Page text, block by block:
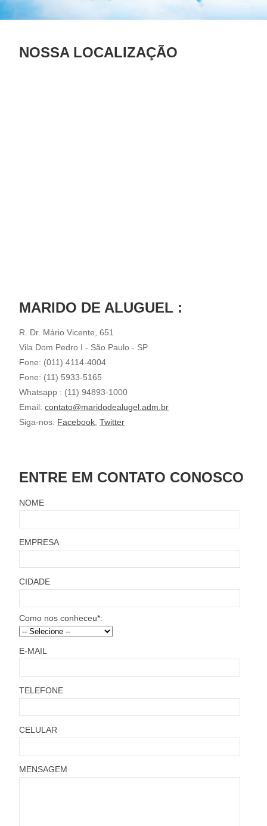
NOSSA LOCALIZAÇÃO
MARIDO DE ALUGUEL :
R. Dr. Mário Vicente, 651
Vila Dom Pedro I - São Paulo - SP
Fone: (011) 4114-4004
Fone: (11) 5933-5165
Whatsapp : (11) 94893-1000
Email:contato@maridodealugel.adm.br
Siga-nos: Facebook ,Twitter
ENTRE EM CONTATO CONOSCO
NOME
EMPRESA
CIDADE
Como nos conheceu*:
E-MAIL
TELEFONE
CELULAR
MENSAGEM